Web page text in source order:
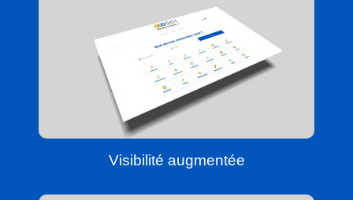
Visibilité augmentée